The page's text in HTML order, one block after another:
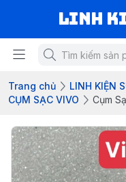
LINH
Trang chủ LINH KIỆN
CỤM SẠC VIVO
Cụm